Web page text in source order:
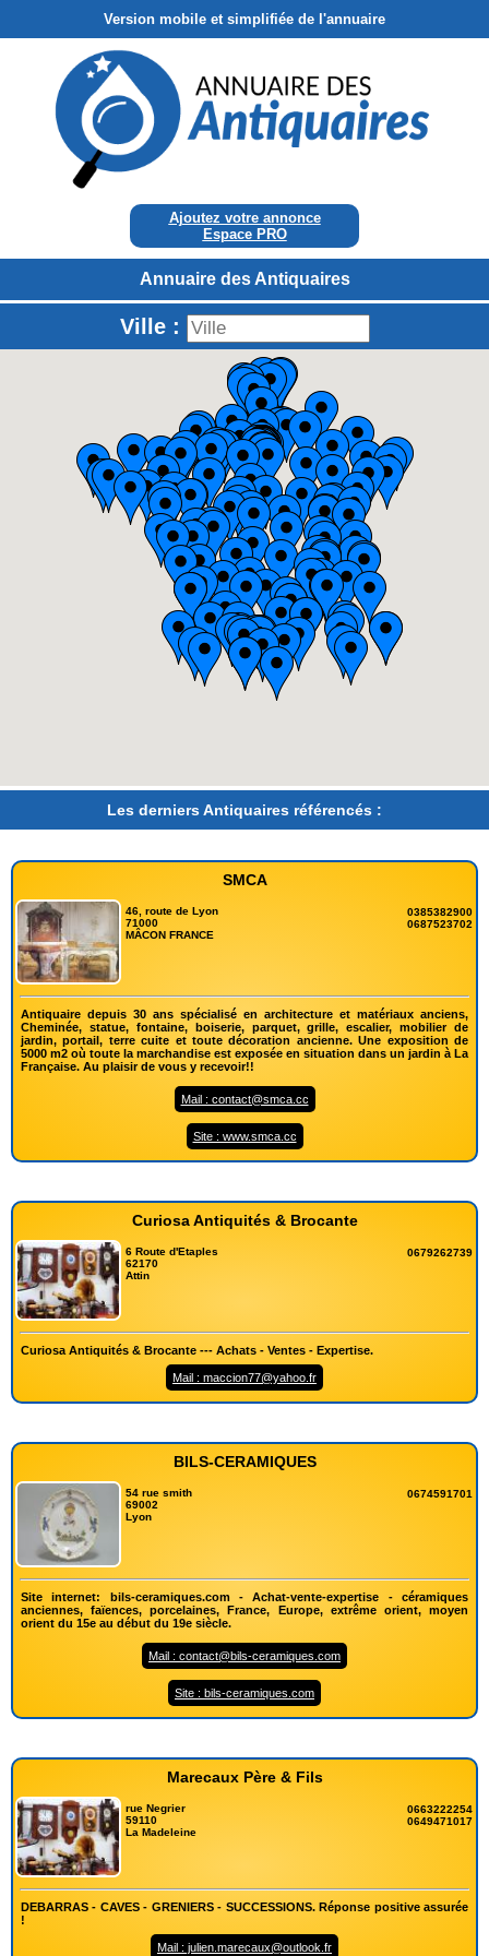
Version mobile et simplifiée de l'annuaire
Ajoutez votre annonce
Espace PRO
Annuaire des Antiquaires
Ville :
Les derniers Antiquaires référencés :
SMCA
46, route de Lyon
71000
MÂCON FRANCE
0385382900
0687523702
Antiquaire depuis 30 ans spécialisé en architecture et matériaux anciens,
Cheminée, statue, fontaine, boiserie, parquet, grille, escalier, mobilier de
jardin, portail, terre cuite et toute décoration ancienne. Une exposition de
5000 m2 où toute la marchandise est exposée en situation dans un jardin à La
Française. Au plaisir de vous y recevoir!!
Mail : contact@smca.cc
Site : www.smca.cc
Curiosa Antiquités & Brocante
6 Route d'Etaples
62170
Attin
0679262739
Curiosa Antiquités & Brocante --- Achats - Ventes - Expertise.
Mail : maccion77@yahoo.fr
BILS-CERAMIQUES
54 rue smith
69002
Lyon
0674591701
Site internet: bils-ceramiques.com - Achat-vente-expertise - céramiques
anciennes, faïences, porcelaines, France, Europe, extrême orient, moyen
orient du 15e au début du 19e siècle.
Mail : contact@bils-ceramiques.com
Site : bils-ceramiques.com
Marecaux Père & Fils
rue Negrier
59110
La Madeleine
0663222254
0649471017
DEBARRAS - CAVES - GRENIERS - SUCCESSIONS. Réponse positive assurée
!
Mail : julien.marecaux@outlook.fr